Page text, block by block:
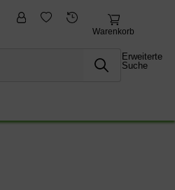
Warenkorb
Erweiterte
Suche